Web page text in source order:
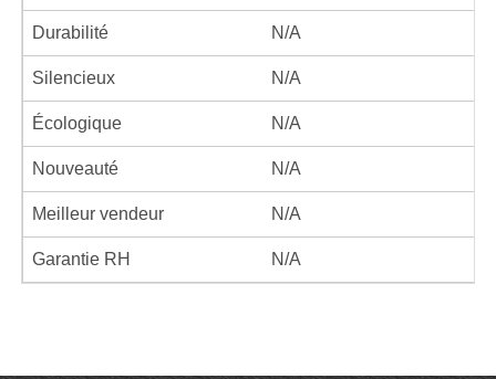
Durabilité N/A
Silencieux N/A
Écologique N/A
Nouveauté N/A
Meilleur vendeur N/A
Garantie RH N/A